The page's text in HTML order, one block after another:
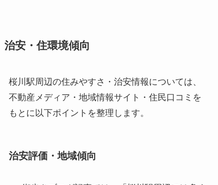
治安・住環境傾向
桜川駅周辺の住みやすさ・治安情報については、
不動産メディア・地域情報サイト・住民口コミを
もとに以下ポイントを整理します。
治安評価・地域傾向